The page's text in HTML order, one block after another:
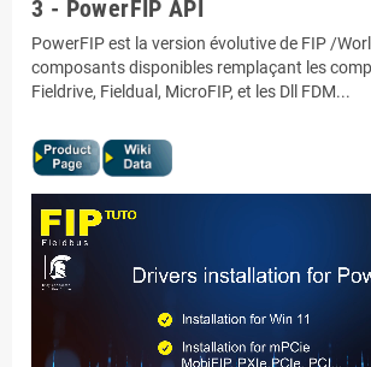
3 - PowerFIP API
PowerFIP est la version évolutive de FIP /
composants disponibles remplaçant les
Fieldrive, Fieldual, MicroFIP, et les Dll FDM...